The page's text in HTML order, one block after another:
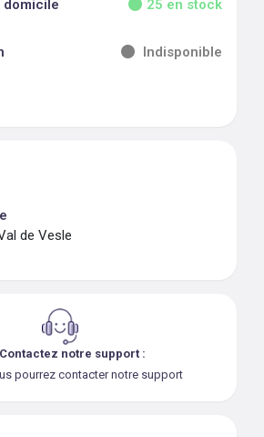
domicile 25 en stock
Indisponible
de Vesle
notre support :
pourrez contacter notre support